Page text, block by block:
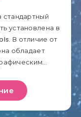
стандартный
установлена в
В отличие от
обладает